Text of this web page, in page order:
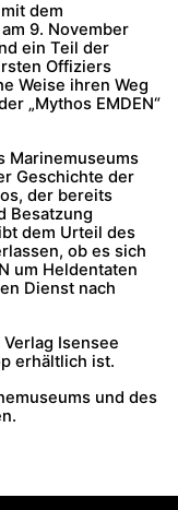
dem
9. November
ein Teil der
Offiziers
Weise ihren Weg
„Mythos EMDEN“
Marinemuseums
Geschichte der
der bereits
Besatzung
dem Urteil des
ob es sich
um Heldentaten
Dienst nach
Isensee
erhältlich ist.
und des